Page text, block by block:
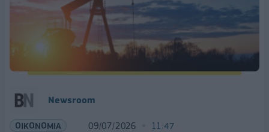
Νewsroom
ΟΙΚΟΝΟΜΙΑ 09/07/2026 11:47